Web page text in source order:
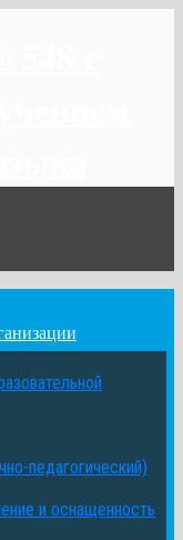
педагогический)
и оснащенность